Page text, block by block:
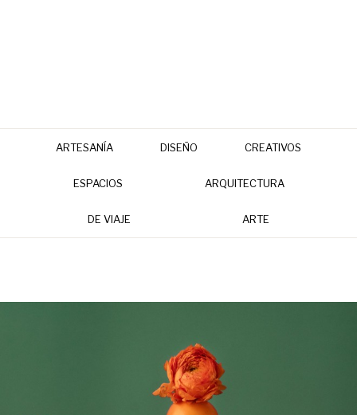
ARTESANÍA DISEÑO CREATIVOS
ESPACIOS ARQUITECTURA
DE VIAJE ARTE